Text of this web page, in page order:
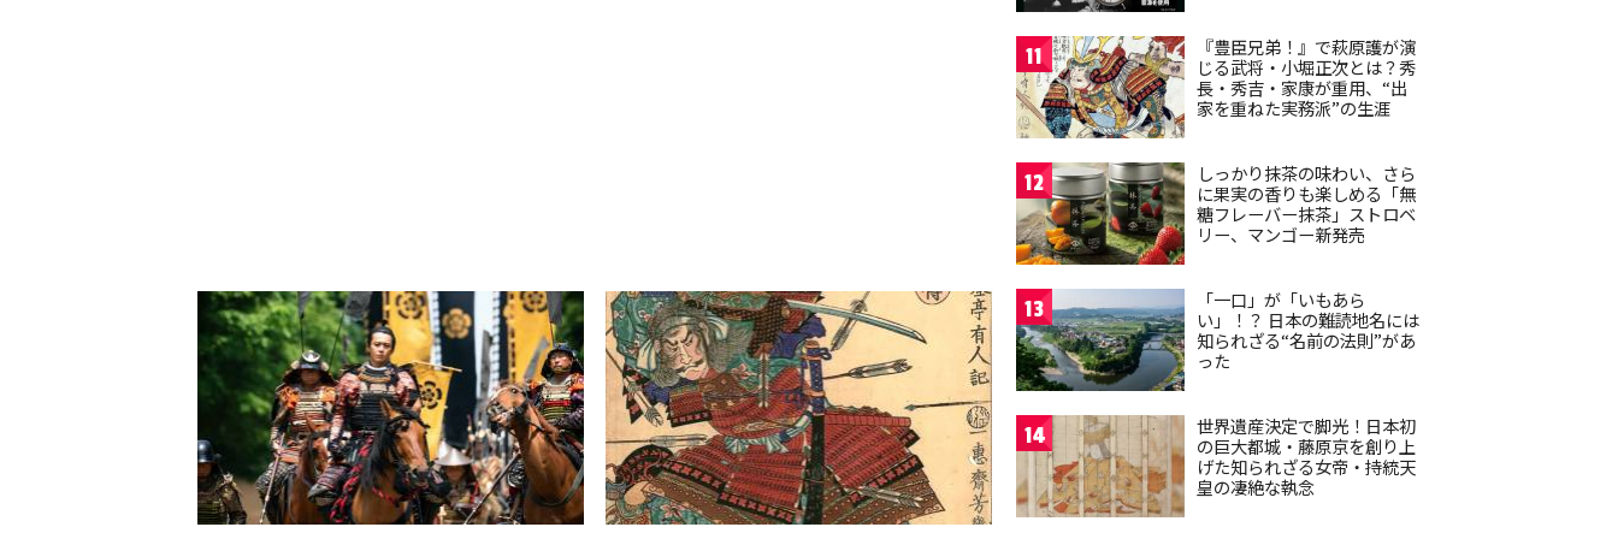
11
『豊臣兄弟！』で萩原護が演
じる武将・小堀正次とは？秀
長・秀吉・家康が重用、“出
家を重ねた実務派”の生涯
12
しっかり抹茶の味わい、さら
に果実の香りも楽しめる「無
糖フレーバー抹茶」ストロベ
リー、マンゴー新発売
13
「一口」が「いもあら
い」！？ 日本の難読地名には
知られざる“名前の法則”があ
った
14
世界遺産決定で脚光！日本初
の巨大都城・藤原京を創り上
げた知られざる女帝・持統天
皇の凄絶な執念